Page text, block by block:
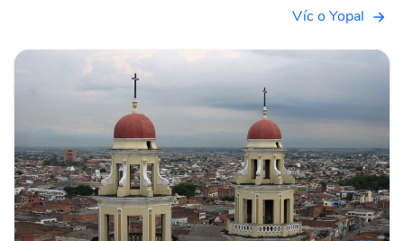
Víc o Yopal